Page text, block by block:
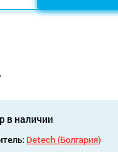
в наличии
Detech (Болгария)